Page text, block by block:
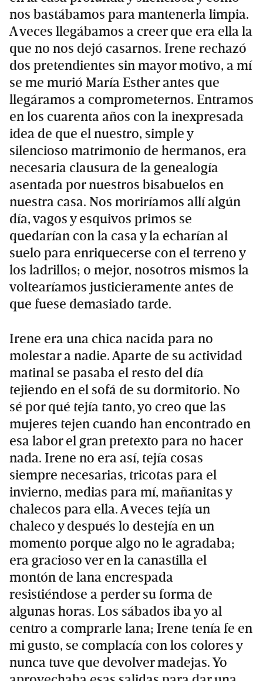
nos bastábamos para mantenerla limpia.
A veces llegábamos a creer que era ella la
que no nos dejó casarnos. Irene rechazó
dos pretendientes sin mayor motivo, a mí
se me murió María Esther antes que
llegáramos a comprometernos. Entramos
en los cuarenta años con la inexpresada
idea de que el nuestro, simple y
silencioso matrimonio de hermanos, era
necesaria clausura de la genealogía
asentada por nuestros bisabuelos en
nuestra casa. Nos moriríamos allí algún
día, vagos y esquivos primos se
quedarían con la casa y la echarían al
suelo para enriquecerse con el terreno y
los ladrillos; o mejor, nosotros mismos la
voltearíamos justicieramente antes de
que fuese demasiado tarde.
Irene era una chica nacida para no
molestar a nadie. Aparte de su actividad
matinal se pasaba el resto del día
tejiendo en el sofá de su dormitorio. No
sé por qué tejía tanto, yo creo que las
mujeres tejen cuando han encontrado en
esa labor el gran pretexto para no hacer
nada. Irene no era así, tejía cosas
siempre necesarias, tricotas para el
invierno, medias para mí, mañanitas y
chalecos para ella. A veces tejía un
chaleco y después lo destejía en un
momento porque algo no le agradaba;
era gracioso ver en la canastilla el
montón de lana encrespada
resistiéndose a perder su forma de
algunas horas. Los sábados iba yo al
centro a comprarle lana; Irene tenía fe en
mi gusto, se complacía con los colores y
nunca tuve que devolver madejas. Yo